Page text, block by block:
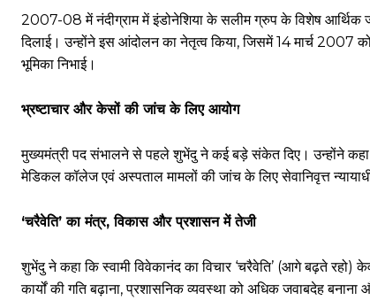
2007-08 में नंदीग्राम में इंडोनेशिया के सलीम ग्रुप के विशेष आर्थिक
दिलाई। उन्होंने इस आंदोलन का नेतृत्व किया, जिसमें 14 मार्च 2007
भूमिका निभाई।
भ्रष्टाचार और केसों की जांच के लिए आयोग
मुख्यमंत्री पद संभालने से पहले शुभेंदु ने कई बड़े संकेत दिए। उन्होंने
मेडिकल कॉलेज एवं अस्पताल मामलों की जांच के लिए सेवानिवृत्त
‘चरैवेति’ का मंत्र, विकास और प्रशासन में तेजी
शुभेंदु ने कहा कि स्वामी विवेकानंद का विचार ‘चरैवेति’ (आगे बढ़ते रहो)
कार्यों की गति बढ़ाना, प्रशासनिक व्यवस्था को अधिक जवाबदेह